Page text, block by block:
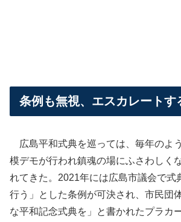
条例も無視、エスカレートす
広島平和式典を巡っては、毎年のよ
模デモが行われ鎮魂の場にふさわしく
れてきた。2021年には広島市議会で式
行う」とした条例が可決され、市民団
な平和記念式典を」と書かれたプラカ